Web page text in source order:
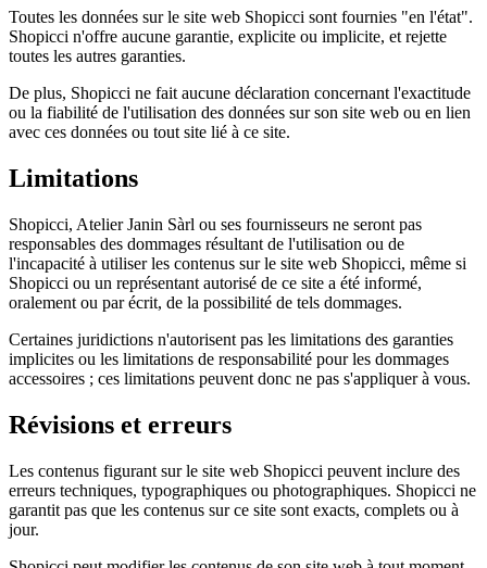
Toutes les données sur le site web Shopicci sont fournies "en l'état".
Shopicci n'offre aucune garantie, explicite ou implicite, et rejette
toutes les autres garanties.
De plus, Shopicci ne fait aucune déclaration concernant l'exactitude
ou la fiabilité de l'utilisation des données sur son site web ou en lien
avec ces données ou tout site lié à ce site.
Limitations
Shopicci, Atelier Janin Sàrl ou ses fournisseurs ne seront pas
responsables des dommages résultant de l'utilisation ou de
l'incapacité à utiliser les contenus sur le site web Shopicci, même si
Shopicci ou un représentant autorisé de ce site a été informé,
oralement ou par écrit, de la possibilité de tels dommages.
Certaines juridictions n'autorisent pas les limitations des garanties
implicites ou les limitations de responsabilité pour les dommages
accessoires ; ces limitations peuvent donc ne pas s'appliquer à vous.
Révisions et erreurs
Les contenus figurant sur le site web Shopicci peuvent inclure des
erreurs techniques, typographiques ou photographiques. Shopicci ne
garantit pas que les contenus sur ce site sont exacts, complets ou à
jour.